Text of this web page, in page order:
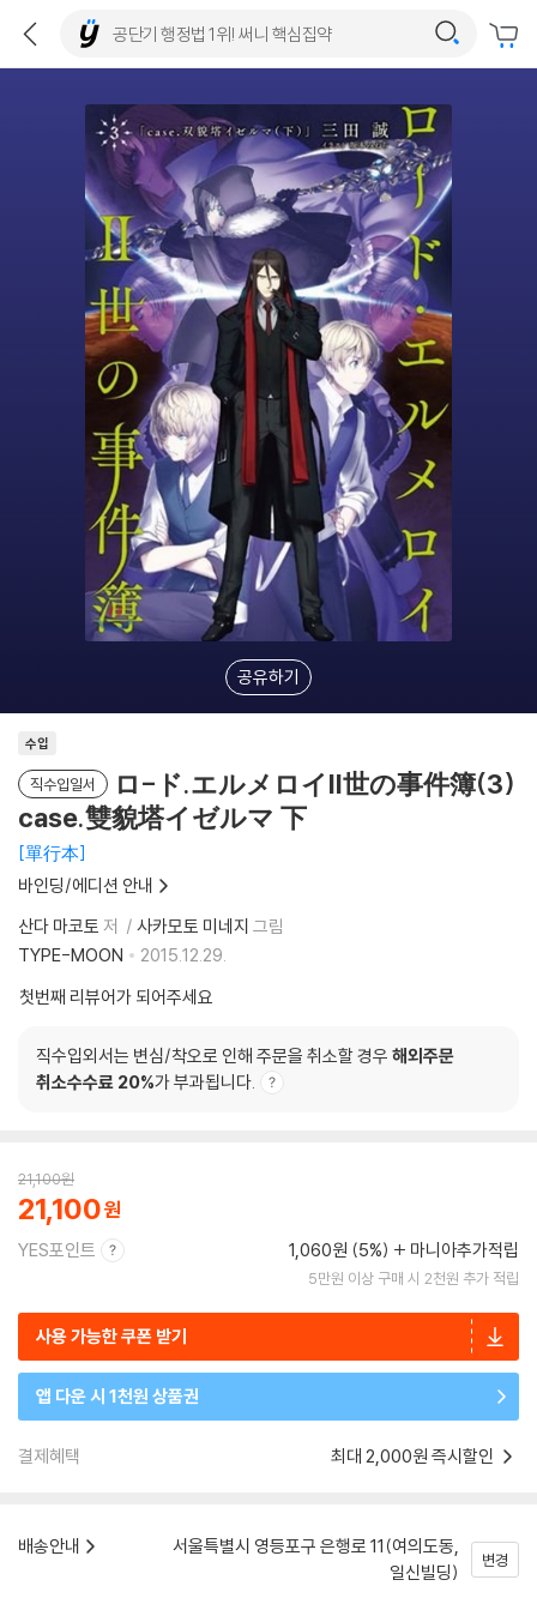
공유하기
수입
직수입일서
ロ-ド.エルメロイII世の事件簿(3)
case.雙貌塔イゼルマ 下
單行本
바인딩/에디션 안내
산다 마코토 저 사카모토 미네지 그림
TYPE-MOON
2015.12.29.
첫번째 리뷰어가 되어주세요
직수입외서는 변심/착오로 인해 주문을 취소할 경우 해외주문
취소수수료 20%가 부과됩니다.
21,100원
21,100
YES포인트 1,060원 (5%) 마니아추가적립
5만원 이상 구매 시 2천원 추가 적립
사용 가능한 쿠폰 받기
앱 다운 시 1천원 상품권
결제혜택 최대 2,000원 즉시할인
배송안내
서울특별시 영등포구 은행로 11(여의도동,
일신빌딩)
변경